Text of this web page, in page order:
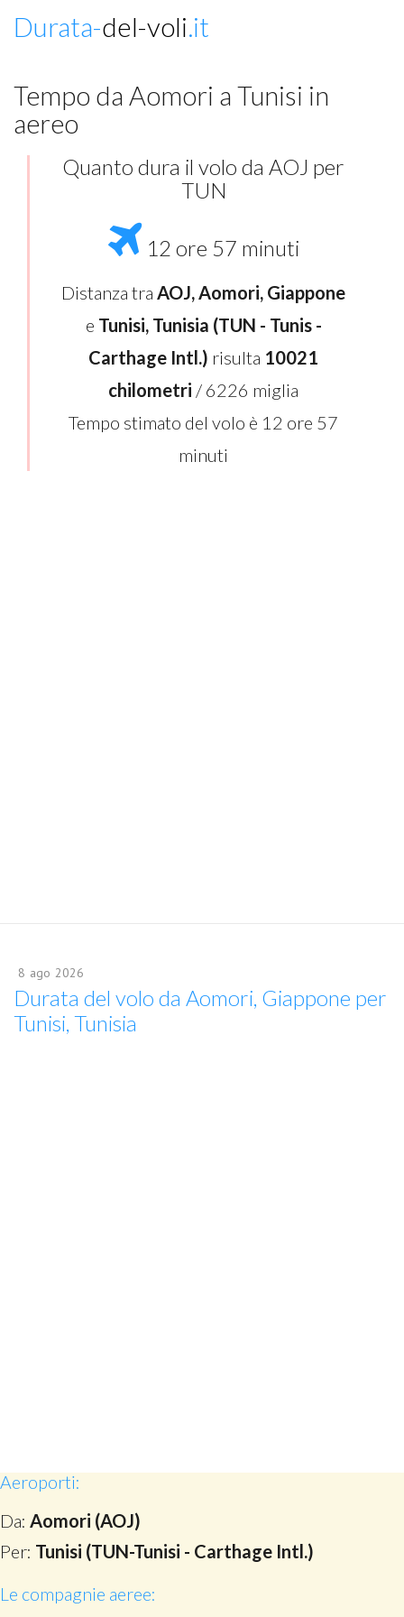
Durata-del-voli.it
Tempo da Aomori a Tunisi in
aereo
Quanto dura il volo da AOJ per
TUN
12 ore 57 minuti
Distanza tra AOJ, Aomori, Giappone
e Tunisi, Tunisia (TUN - Tunis -
Carthage Intl.) risulta 10021
chilometri / 6226 miglia
Tempo stimato del volo è 12 ore 57
minuti
8 ago 2026
Durata del volo da Aomori, Giappone per
Tunisi, Tunisia
Aeroporti:
Da: Aomori (AOJ)
Per: Tunisi (TUN-Tunisi - Carthage Intl.)
Le compagnie aeree: